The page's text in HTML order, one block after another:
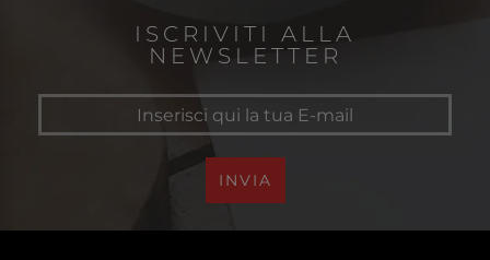
ISCRIVITI ALLA
NEWSLETTER
INVIA